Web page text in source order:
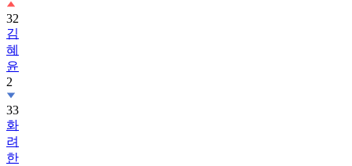
32
김
혜
윤
2
33
화
려
한